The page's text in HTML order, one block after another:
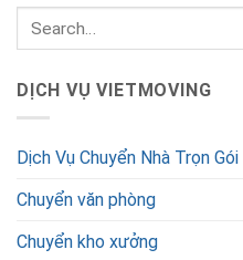
DỊCH VỤ VIETMOVING
Dịch Vụ Chuyển Nhà Trọn Gói
Chuyển văn phòng
Chuyển kho xưởng